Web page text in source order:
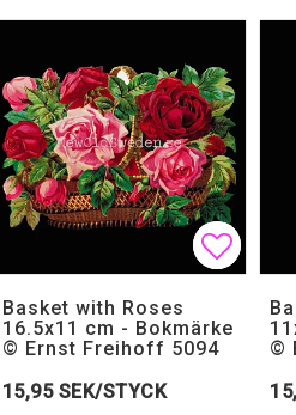
till i favoritlistan
till i favoritlistanLägg
Lägg
Basket with Roses
16.5x11 cm - Bokmärke
© Ernst Freihoff 5094
15,95 SEK/STYCK
©